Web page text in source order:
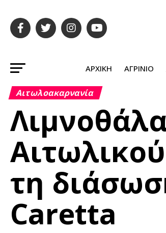
ΑΡΧΙΚΉ ΑΓΡΊΝΙΟ
Αιτωλοακαρνανία
τη
Caretta